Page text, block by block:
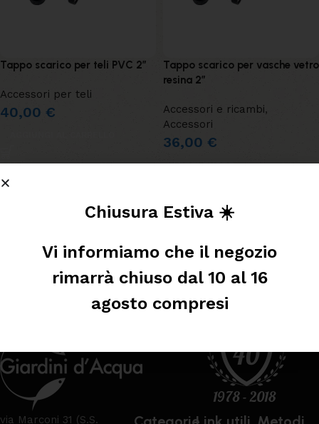
Tappo scarico per teli PVC 2″
Accessori per teli
40,00 €
Tappo scarico per vasche vetro
resina 2″
Accessori e ricambi,
Accessori
36,00 €
LEGGI TUTTO
Leggi tutto
via Marconi 31 (S.S.
Chiusura Estiva ☀️
Vi informiamo che il negozio
rimarrà chiuso dal 10 al 16
agosto compresi